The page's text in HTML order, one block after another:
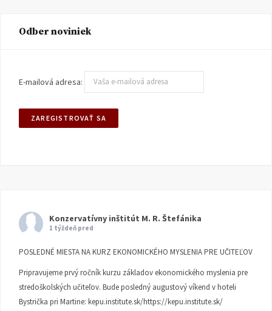
Odber noviniek
E-mailová adresa:
Konzervatívny inštitút M. R. Štefánika
1 týždeň pred
POSLEDNÉ MIESTA NA KURZ EKONOMICKÉHO MYSLENIA PRE UČITEĽOV
Pripravujeme prvý ročník kurzu základov ekonomického myslenia pre
stredoškolských učiteľov. Bude posledný augustový víkend v hoteli
Bystrička pri Martine: kepu.institute.sk/https://kepu.institute.sk/